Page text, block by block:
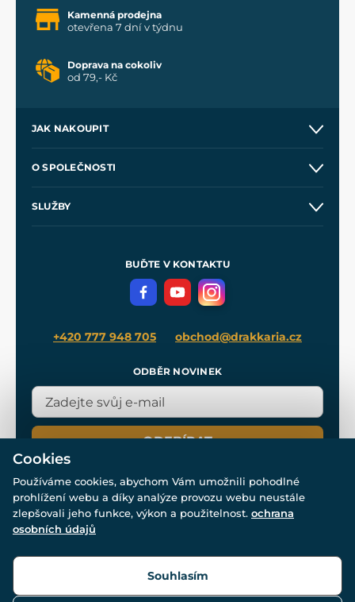
Kamenná prodejna
otevřena 7 dní v týdnu
Doprava na cokoliv
od 79,- Kč
JAK NAKOUPIT
Velkoobchod
O SPOLEČNOSTI
SLUŽBY
Meče pro Kingdom Come
BUĎTE V KONTAKTU
+420 777 948 705 obchod@drakkaria.cz
ODBĚR NOVINEK
ODEBÍRAT
© Všechna práva vyhrazena. www.drakkaria.cz 2007-2026.
Cookies
Používáme cookies, abychom Vám umožnili pohodlné
prohlížení webu a díky analýze provozu webu neustále
zlepšovali jeho funkce, výkon a použitelnost. ochrana
osobních údajů
Souhlasím